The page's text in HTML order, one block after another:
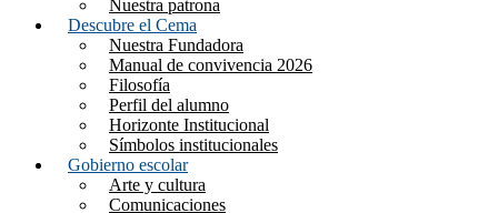
Nuestra patrona
Descubre el Cema
Nuestra Fundadora
Manual de convivencia 2026
Filosofía
Perfil del alumno
Horizonte Institucional
Símbolos institucionales
Gobierno escolar
Arte y cultura
Comunicaciones